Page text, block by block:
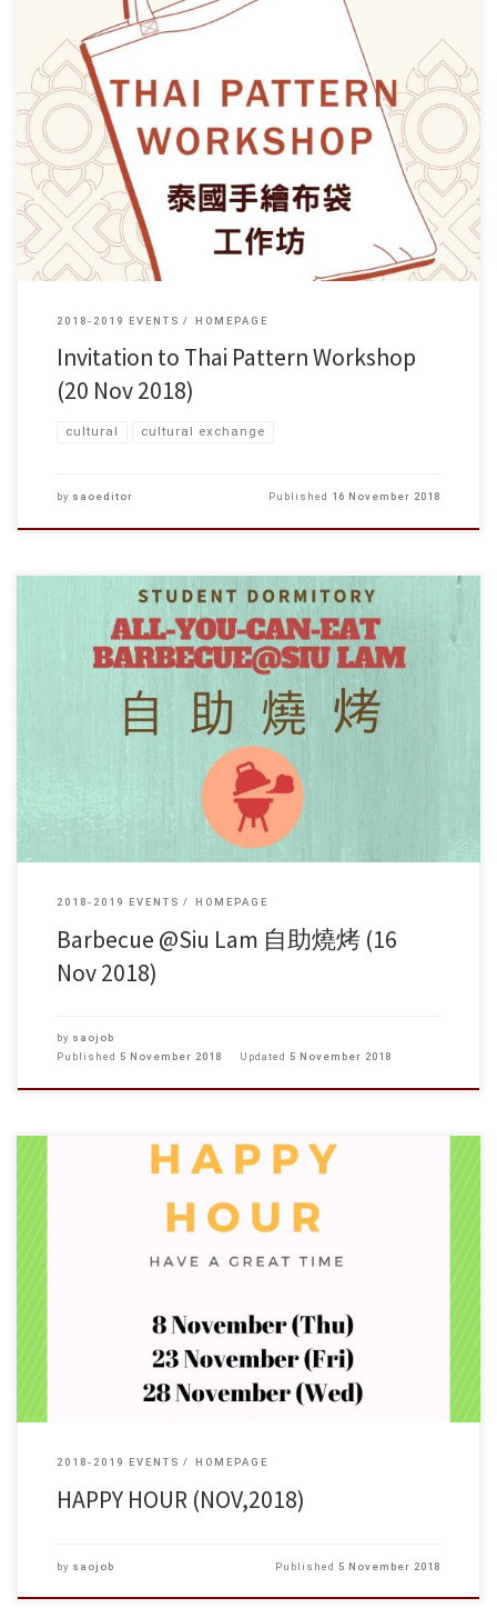
Dear Students, You are cordially invited to join the Cultural Exchange Series
Events organized by the Student Affairs Office. Details are as follows: Thai
Pattern Workshop Date: 20 Nov […]
2018-2019 EVENTS HOMEPAGE
Invitation to Thai Pattern Workshop
(20 Nov 2018)
cultural cultural exchange
by saoeditor Published 16 November 2018
2018-2019 EVENTS HOMEPAGE
Barbecue @Siu Lam 自助燒烤 (16
Nov 2018)
by saojob
Published 5 November 2018 Updated 5 November 2018
2018-2019 EVENTS HOMEPAGE
HAPPY HOUR (NOV,2018)
by saojob Published5 November 2018